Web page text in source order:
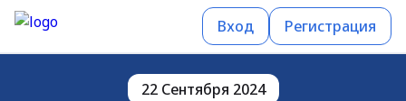
Вход Регистрация
22 Сентября 2024